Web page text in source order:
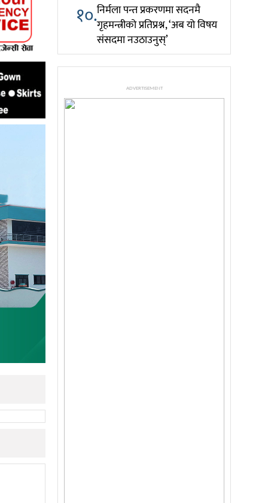
१०.निर्मला पन्त प्रकरणमा सदनमै
गृहमन्त्रीको प्रतिप्रश्न, ‘अब यो विषय
संसदमा नउठाउनुस्’
ADVERTISEMENT